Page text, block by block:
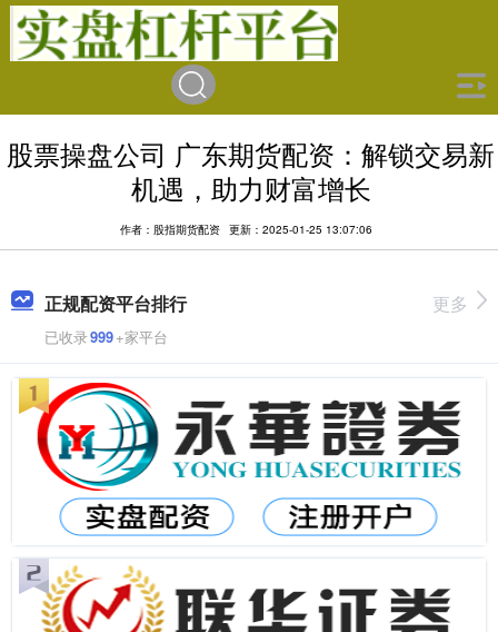
股票操盘公司 广东期货配资：解锁交易新
机遇，助力财富增长
作者：股指期货配资 更新：2025-01-25 13:07:06
正规配资平台排行
已收录999+家平台
更多